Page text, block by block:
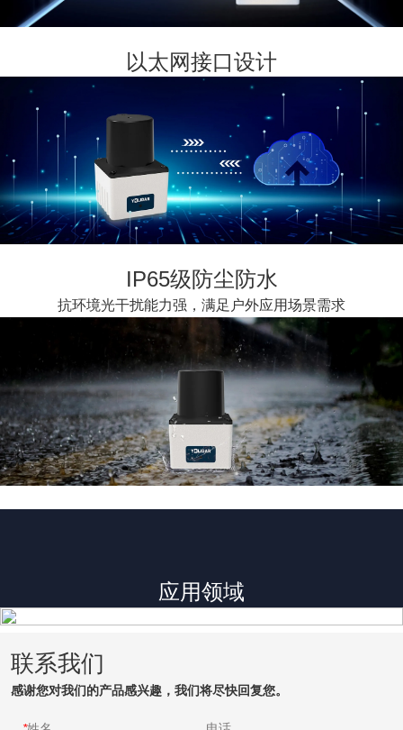
以太网接口设计
IP65级防尘防水
抗环境光干扰能力强，满足户外应用场景需求
应用领域
联系我们
感谢您对我们的产品感兴趣，我们将尽快回复您。